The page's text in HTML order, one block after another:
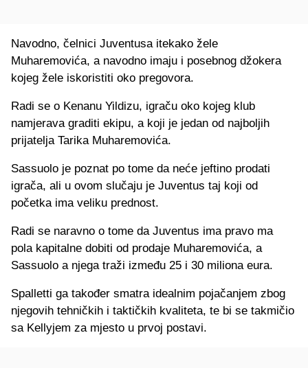
Navodno, čelnici Juventusa itekako žele
Muharemovića, a navodno imaju i posebnog džokera
kojeg žele iskoristiti oko pregovora.
Radi se o Kenanu Yildizu, igraču oko kojeg klub
namjerava graditi ekipu, a koji je jedan od najboljih
prijatelja Tarika Muharemovića.
Sassuolo je poznat po tome da neće jeftino prodati
igrača, ali u ovom slučaju je Juventus taj koji od
početka ima veliku prednost.
Radi se naravno o tome da Juventus ima pravo ma
pola kapitalne dobiti od prodaje Muharemovića, a
Sassuolo a njega traži između 25 i 30 miliona eura.
Spalletti ga također smatra idealnim pojačanjem zbog
njegovih tehničkih i taktičkih kvaliteta, te bi se takmičio
sa Kellyjem za mjesto u prvoj postavi.